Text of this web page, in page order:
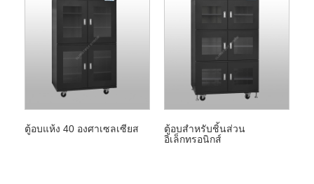
ตู้อบแห้ง 40 องศาเซลเซียส
ตู้อบสำหรับชิ้นส่วน
อิเล็กทรอนิกส์